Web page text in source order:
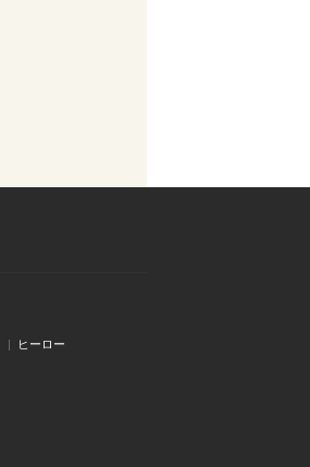
ヒーロー